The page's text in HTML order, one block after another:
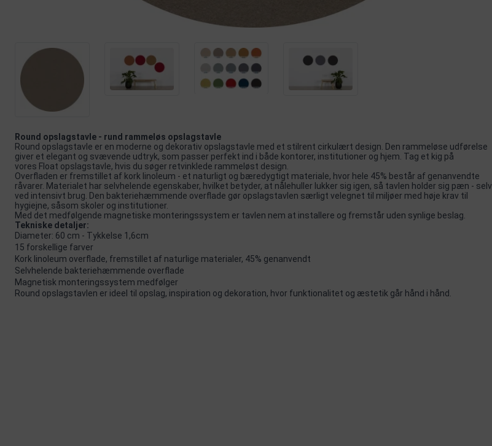
Round opslagstavle - rund rammeløs opslagstavle
Round opslagstavle er en moderne og dekorativ opslagstavle med et stilrent cirkulært design. Den rammeløse udførelse
giver et elegant og svævende udtryk, som passer perfekt ind i både kontorer, institutioner og hjem. Tag et kig på
vores Float opslagstavle, hvis du søger retvinklede rammeløst design.
Overfladen er fremstillet af kork linoleum - et naturligt og bæredygtigt materiale, hvor hele 45% består af genanvendte
råvarer. Materialet har selvhelende egenskaber, hvilket betyder, at nålehuller lukker sig igen, så tavlen holder sig pæn - selv
ved intensivt brug. Den bakteriehæmmende overflade gør opslagstavlen særligt velegnet til miljøer med høje krav til
hygiejne, såsom skoler og institutioner.
Med det medfølgende magnetiske monteringssystem er tavlen nem at installere og fremstår uden synlige beslag.
Tekniske detaljer:
Diameter: 60 cm - Tykkelse 1,6cm
15 forskellige farver
Kork linoleum overflade, fremstillet af naturlige materialer, 45% genanvendt
Selvhelende bakteriehæmmende overflade
Magnetisk monteringssystem medfølger
Round opslagstavlen er ideel til opslag, inspiration og dekoration, hvor funktionalitet og æstetik går hånd i hånd.